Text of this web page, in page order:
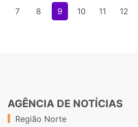
7 8 9 10 11 12
AGÊNCIA DE NOTÍCIAS
Região Norte